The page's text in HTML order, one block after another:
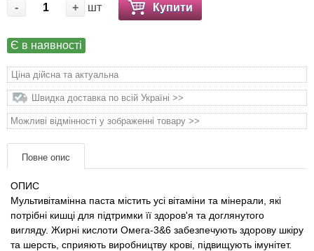
-
+ шт Купити
Є в наявності
Ціна дійсна та актуальна
Швидка доставка по всій Україні >>
Можливі відмінності у зображенні товару >>
Повне опис
ОПИС
Мультивітамінна паста містить усі вітаміни та мінерали, які
потрібні кишці для підтримки її здоров'я та доглянутого
вигляду. Жирні кислоти Омега-3&6 забезпечують здорову шкіру
та шерсть, сприяють виробництву крові, підвищують імунітет.
Подарункові сертифікати
Товари для голубів
Товари для гризунів
Товари для коней
Товари для людей
Хозряд - господарчі товари оптом
Популярні зоотоварі